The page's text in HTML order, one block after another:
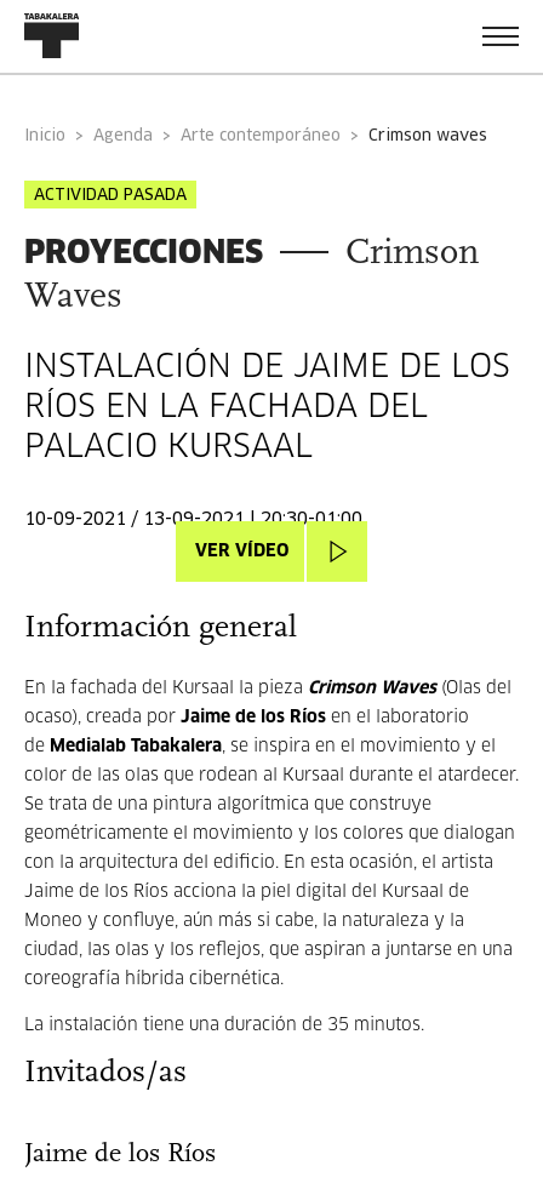
Inicio Agenda Arte contemporáneo crimson waves
ACTIVIDAD PASADA
PROYECCIONES
Crimson
Waves
INSTALACIÓN DE JAIME DE LOS
RÍOS EN LA FACHADA DEL
PALACIO KURSAAL
10-09-2021 / 13-09-2021 | 20:30-01:00
VER VÍDEO
Información general
En la fachada del Kursaal la pieza Crimson Waves(Olas del
ocaso), creada por Jaime de los Ríos en el laboratorio
de Medialab Tabakalera, se inspira en el movimiento y el
color de las olas que rodean al Kursaal durante el atardecer.
Se trata de una pintura algorítmica que construye
geométricamente el movimiento y los colores que dialogan
con la arquitectura del edificio. En esta ocasión, el artista
Jaime de los Ríos acciona la piel digital del Kursaal de
Moneo y confluye, aún más si cabe, la naturaleza y la
ciudad, las olas y los reflejos, que aspiran a juntarse en una
coreografía híbrida cibernética.
La instalación tiene una duración de 35 minutos.
Invitados/as
Jaime de los Ríos